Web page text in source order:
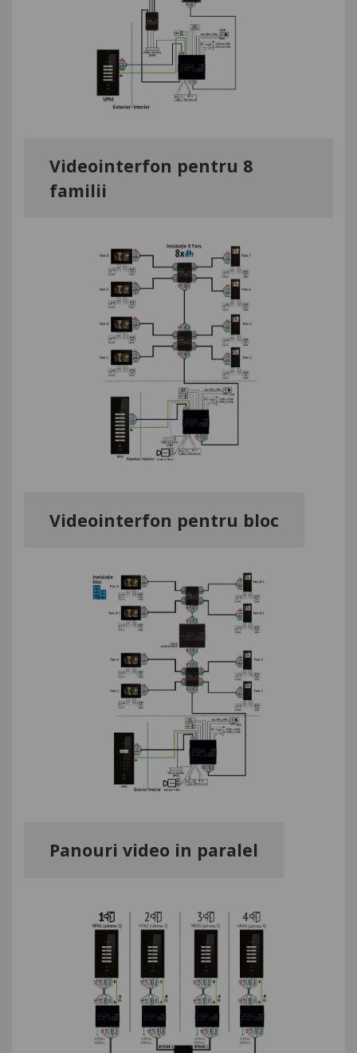
Videointerfon pentru 8
familii
Videointerfon pentru bloc
Panouri video in paralel